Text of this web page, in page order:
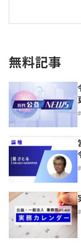
無料記事